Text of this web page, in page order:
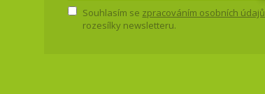
Souhlasím se zpracováním osobních údajů
rozesílky newsletteru.